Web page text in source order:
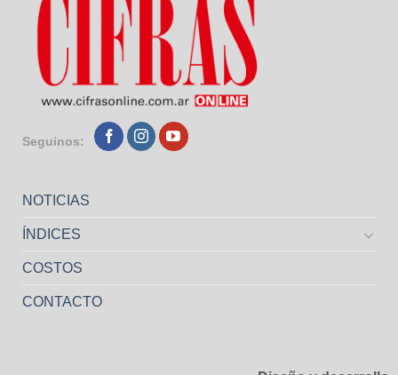
Seguinos:
NOTICIAS
ÍNDICES
COSTOS
CONTACTO